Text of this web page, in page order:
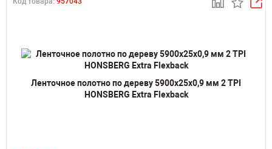
Ленточное полотно по дереву 5900х25х0,9 мм 2 TPI
HONSBERG Extra Flexback